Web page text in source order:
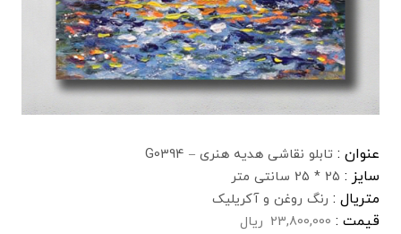
عنوان : تابلو نقاشی هدیه هنری – G0394
سایز : 25 * 25 سانتی متر
متریال : رنگ روغن و آکریلیک
قیمت : 23,800,000 ریال